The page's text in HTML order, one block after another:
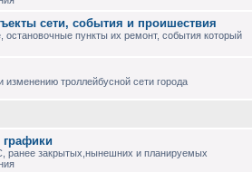
сети, события и проишествия
пункты их ремонт, события который
троллейбусной сети города
закрытых,нынешних и планируемых